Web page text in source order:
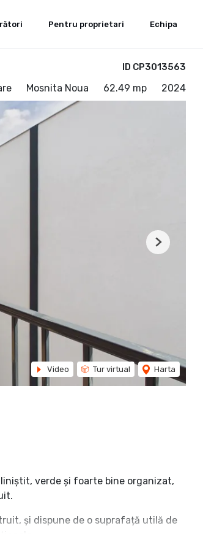
Pentru proprietari Echipa
ID CP3013563
Mosnita Noua 62.49 mp 2024
Video Tur virtual Harta
Next
verde și foarte bine organizat,
și dispune de o suprafață utilă de